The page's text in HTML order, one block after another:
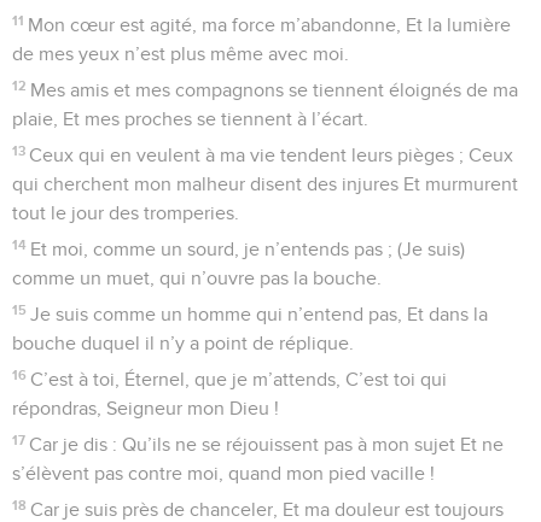
11 Mon cœur est agité, ma force m’abandonne, Et la lumière
de mes yeux n’est plus même avec moi.
12 Mes amis et mes compagnons se tiennent éloignés de ma
plaie, Et mes proches se tiennent à l’écart.
13 Ceux qui en veulent à ma vie tendent leurs pièges ; Ceux
qui cherchent mon malheur disent des injures Et murmurent
tout le jour des tromperies.
14 Et moi, comme un sourd, je n’entends pas ; (Je suis)
comme un muet, qui n’ouvre pas la bouche.
15 Je suis comme un homme qui n’entend pas, Et dans la
bouche duquel il n’y a point de réplique.
16 C’est à toi, Éternel, que je m’attends, C’est toi qui
répondras, Seigneur mon Dieu !
17 Car je dis : Qu’ils ne se réjouissent pas à mon sujet Et ne
s’élèvent pas contre moi, quand mon pied vacille !
18 Car je suis près de chanceler, Et ma douleur est toujours